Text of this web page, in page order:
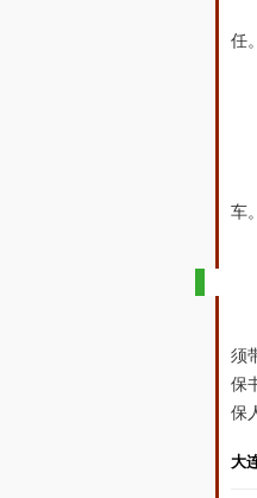
任。
车。
须
保
保
大